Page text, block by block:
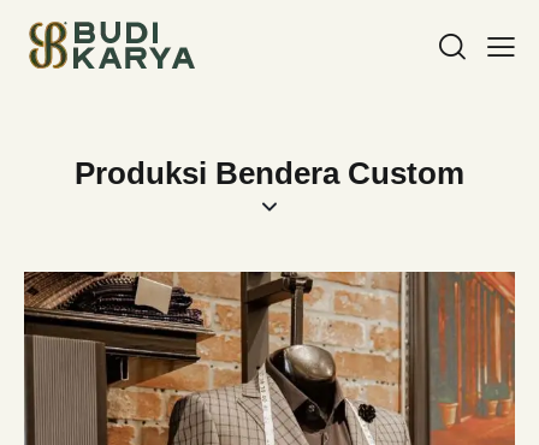
Produksi Bendera Custom